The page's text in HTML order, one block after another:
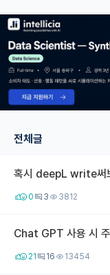
홍보 게시판
커리어
유학교육
이벤트
전체글
혹시 deepL write써
0 3 3812
Chat GPT 사용 시
21 16 13454